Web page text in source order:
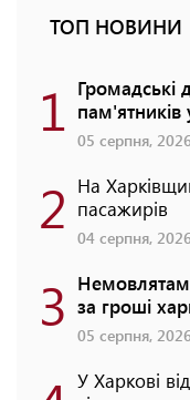
ТОП НОВИНИ
1 Громадські
пам'ятників
05 серпня,
2 На
пасажирів
04 серпня,
3 Немовлятам
за гроші
05 серпня,
У Харкові